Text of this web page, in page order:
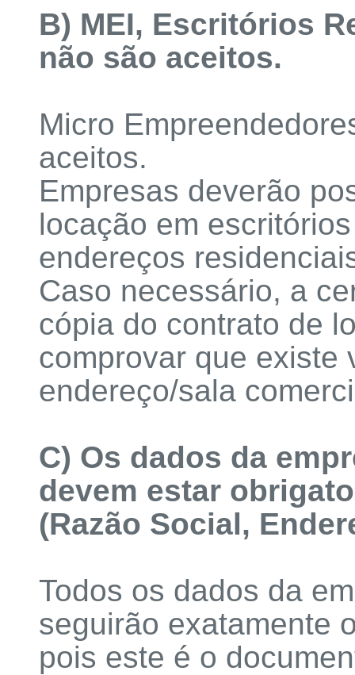
B) MEI, Escritórios
não são aceitos.
Micro
aceitos.
Empresas deverão
locação em
endereços
Caso necessário, a
cópia do contrato de
comprovar que existe
endereço/sala
C) Os dados da
devem estar
(Razão Social,
Todos os dados da
seguirão exatamente
pois este é o